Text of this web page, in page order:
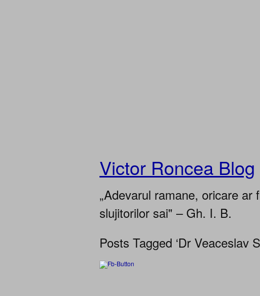
Victor Roncea Blog
„Adevarul ramane, oricare ar
slujitorilor sai" – Gh. I. B.
Posts Tagged ‘Dr Veaceslav